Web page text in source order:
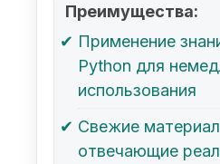
Преимущества:
Применение
Python для
использования
Свежие
отвечающие